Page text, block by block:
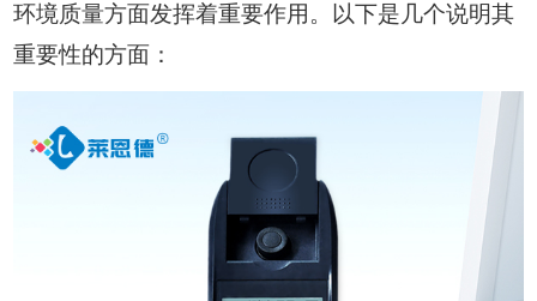
环境质量方面发挥着重要作用。以下是几个说明其
重要性的方面：